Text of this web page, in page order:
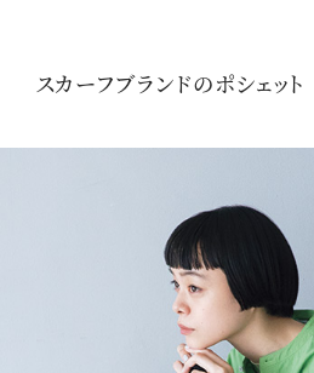
スカーフブランドのポシェット